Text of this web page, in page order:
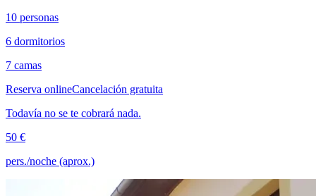
10 personas
6 dormitorios
7 camas
Reserva onlineCancelación gratuita
Todavía no se te cobrará nada.
50 €
pers./noche (aprox.)